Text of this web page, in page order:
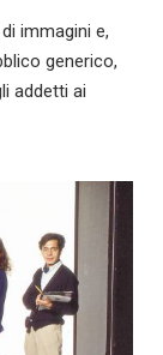
immagini e,
generico,
addetti ai